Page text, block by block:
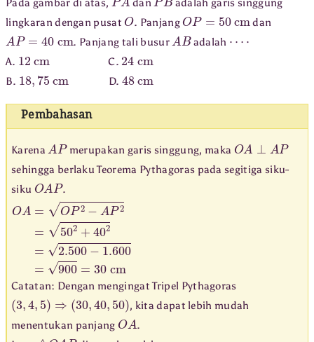
Pada gambar di atas,
dan
adalah garis singgung
lingkaran dengan pusat O. Panjang OP= 50cm dan
AP= cm . Panjang tali busur AB adalah
A. 12 C. 24
B. 18 75 D. 48
Pembahasan
Karena AP merupakan garis singgung, maka O A ⊥ P
sehingga berlaku Teorema Pythagoras pada segitiga siku-
siku O A P .
=O P2−AP2 =50
Catatan: Dengan mengingat Tripel Pythagoras
(3 4 5) 30,40,50) , kita dapat lebih mudah
menentukan panjang O A.
△ OAP